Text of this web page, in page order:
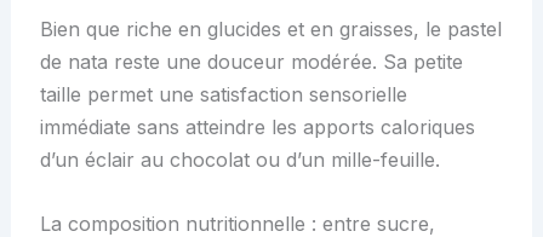
Bien que riche en glucides et en graisses, le pastel
de nata reste une douceur modérée. Sa petite
taille permet une satisfaction sensorielle
immédiate sans atteindre les apports caloriques
d’un éclair au chocolat ou d’un mille-feuille.
La composition nutritionnelle : entre sucre,